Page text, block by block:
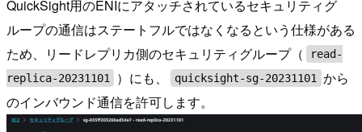
QuickSight用のENIにアタッチされているセキュリティグ
ループの通信はステートフルではなくなるという仕様がある
ため、リードレプリカ側のセキュリティグループ（
read-
replica-20231101
）にも、 quicksight-sg-20231101
から
のインバウンド通信を許可します。